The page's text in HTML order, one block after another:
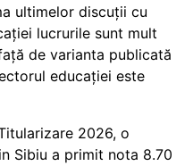
ultimelor discuții cu
lucrurile sunt mult
de varianta publicată
educației este
2026, o
Sibiu a primit nota 8.70